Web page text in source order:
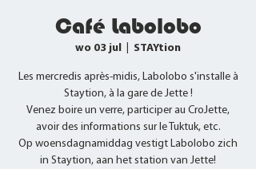
Café Labolobo
wo 03 jul STAYtion
Les mercredis après-midis, Labolobo s'installe à
Staytion, à la gare de Jette !
Venez boire un verre, participer au CroJette,
avoir des informations sur le Tuktuk, etc.
Op woensdagnamiddag vestigt Labolobo zich
in Staytion, aan het station van Jette!